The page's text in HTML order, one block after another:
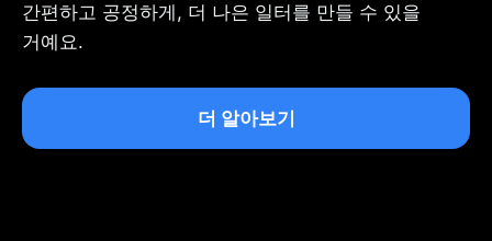
간편하고 공정하게, 더 나은 일터를 만들 수 있을
거예요.
더 알아보기